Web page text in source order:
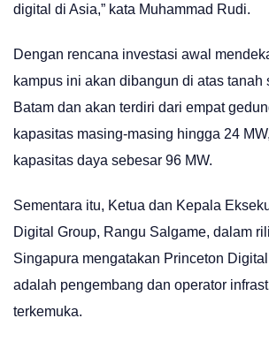
digital di Asia,” kata Muhammad Rudi.
Dengan rencana investasi awal
kampus ini akan dibangun di atas tanah
Batam dan akan terdiri dari empat
kapasitas masing-masing hingga 24
kapasitas daya sebesar 96 MW.
Sementara itu, Ketua dan Kepala
Digital Group, Rangu Salgame, dalam
Singapura mengatakan Princeton
adalah pengembang dan operator
terkemuka.